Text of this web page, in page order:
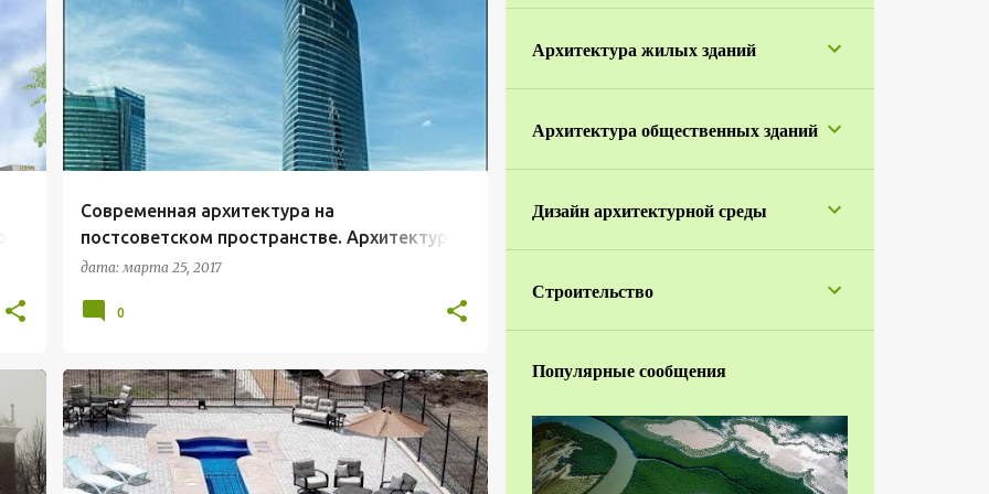
Современная архитектура на
постсоветском пространстве. Архитектура
стран СНГ. Часть 1
дата:марта 25, 2017
0
ПОЛЕЗНЫЕ СТАТЬИ
июля
мая
апреля 7
марта 3
Архитектура жилых зданий
Архитектура общественных зданий
Дизайн архитектурной среды
Строительство
Популярные сообщения